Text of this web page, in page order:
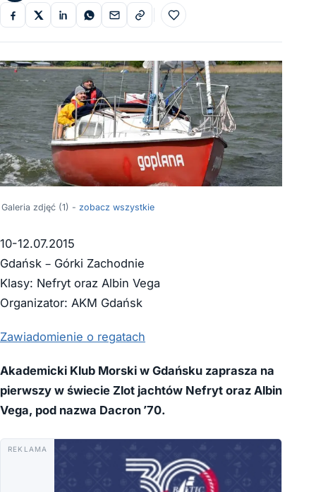
Do ulubionych
Galeria zdjęć (1) - zobacz wszystkie
10-12.07.2015
Gdańsk – Górki Zachodnie
Klasy: Nefryt oraz Albin Vega
Organizator: AKM Gdańsk
Zawiadomienie o regatach
Akademicki Klub Morski w Gdańsku zaprasza na
pierwszy w świecie Zlot jachtów Nefryt oraz Albin
Vega, pod nazwa Dacron ’70.
REKLAMA